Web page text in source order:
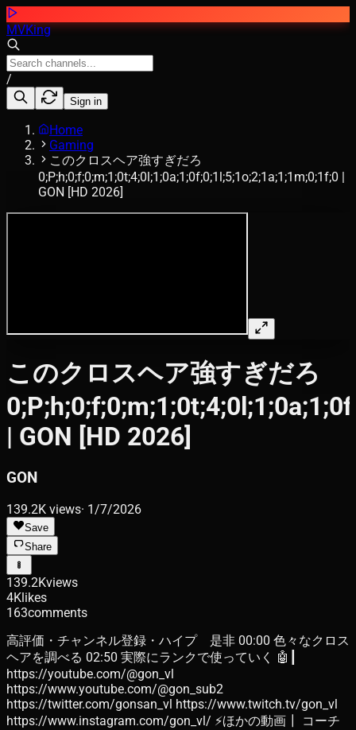
MVKing
/
Sign in
Home
Gaming
このクロスヘア強すぎだろ
0;P;h;0;f;0;m;1;0t;4;0l;1;0a;1;0f;0;1l;5;1o;2;1a;1;1m;0;1f;0 |
GON [HD 2026]
このクロスヘア強すぎだろ
| GON [HD 2026]
GON
139.2K views· 1/7/2026
Save
Share
139.2Kviews
4Klikes
163comments
高評価・チャンネル登録・ハイプ 是非 00:00 色々なクロス
ヘアを調べる 02:50 実際にランクで使っていく 🤖┃
https://youtube.com/@gon_vl
https://www.youtube.com/@gon_sub2
https://twitter.com/gonsan_vl https://www.twitch.tv/gon_vl
https://www.instagram.com/gon_vl/ ⚡ほかの動画┃ コーチ